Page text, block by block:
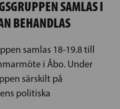
SAMLAS I
BEHANDLAS
samlas 18-19.8 till
i Åbo. Under
särskilt på
politiska